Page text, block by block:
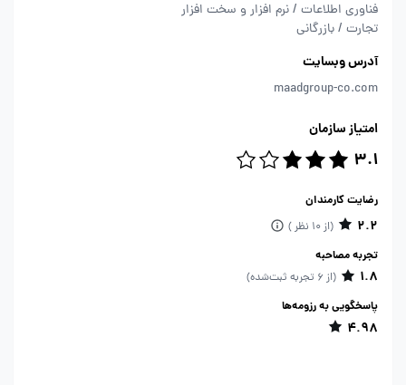
فناوری اطلاعات / نرم افزار و سخت افزار
تجارت / بازرگانی
آدرس وبسایت
maadgroup-co.com
امتیاز سازمان
3.1
رضایت کارمندان
2.2 (از 10 نظر )
تجربه مصاحبه
1.8 (از 6 تجربه ثبت‌شده)
پاسخگویی به رزومه‌ها
4.98